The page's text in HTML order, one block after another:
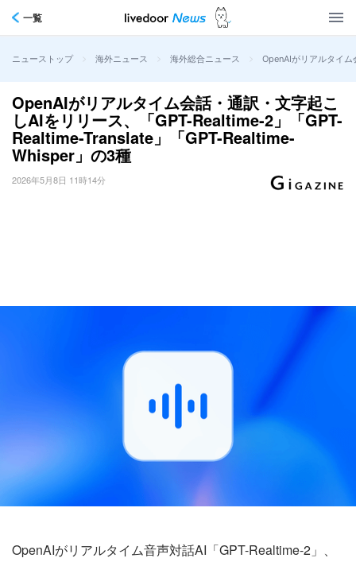
一覧
ニューストップ > 海外ニュース > 海外総合ニュース > OpenAIがリアルタイ
OpenAIがリアルタイム会話・通訳・文字起こ
しAIをリリース、「GPT-Realtime-2」「GPT-
Realtime-Translate」「GPT-Realtime-
Whisper」の3種
2026年5月8日 11時14分
OpenAIがリアルタイム音声対話AI「GPT-Realtime-2」、